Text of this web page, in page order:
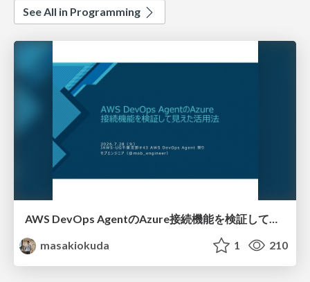
See All in Programming
masakiokuda
1 210